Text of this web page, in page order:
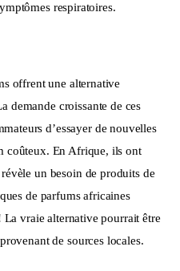
respiratoires.
offrent une alternative
demande croissante de ces
d’essayer de nouvelles
coûteux. En Afrique, ils ont
un besoin de produits de
de parfums africaines
La vraie alternative pourrait être
de sources locales.